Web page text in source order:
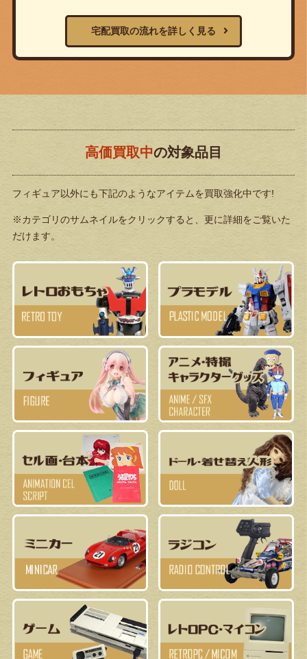
宅配買取の流れを詳しく見る
高価買取中の対象品目
フィギュア以外にも下記のようなアイテムを買取強化中です!
※カテゴリのサムネイルをクリックすると、更に詳細をご覧いた
だけます。